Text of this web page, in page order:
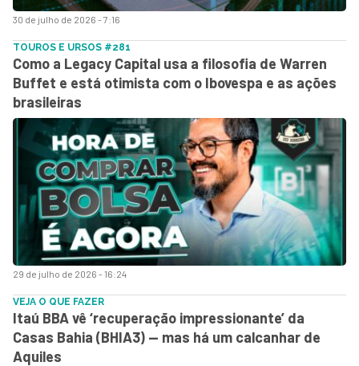
30 de julho de 2026 - 7:16
29 de julho de 2026 - 16:24
TOUROS E URSOS #281
Como a Legacy Capital usa a filosofia de Warren
Buffet e está otimista com o Ibovespa e as ações
brasileiras
VEJA O QUE FAZER
Itaú BBA vê ‘recuperação impressionante’ da
Casas Bahia (BHIA3) — mas há um calcanhar de
Aquiles